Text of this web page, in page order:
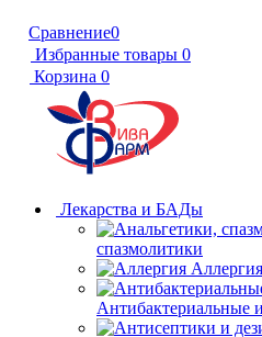
Сравнение0
Избранные товары 0
Корзина 0
Лекарства и БАДы
спазмолитики
Аллергия
Антибактериальные